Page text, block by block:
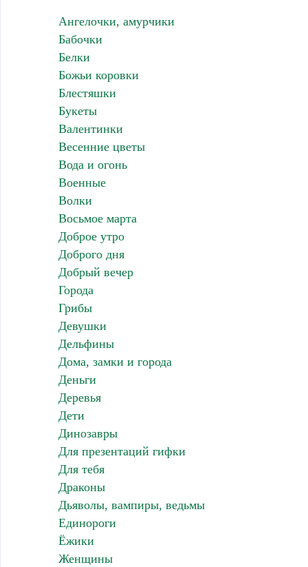
Ангелочки, амурчики
Бабочки
Белки
Божьи коровки
Блестяшки
Букеты
Валентинки
Весенние цветы
Вода и огонь
Военные
Волки
Восьмое марта
Доброе утро
Доброго дня
Добрый вечер
Города
Грибы
Девушки
Дельфины
Дома, замки и города
Деньги
Деревья
Дети
Динозавры
Для презентаций гифки
Для тебя
Драконы
Дьяволы, вампиры, ведьмы
Единороги
Ёжики
Женщины